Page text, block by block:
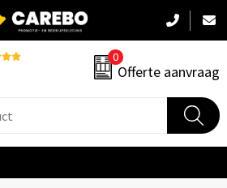
0
Offerte aanvraag